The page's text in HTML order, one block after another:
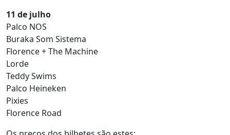
11 de julho
Palco NOS
Buraka Som Sistema
Florence + The Machine
Lorde
Teddy Swims
Palco Heineken
Pixies
Florence Road